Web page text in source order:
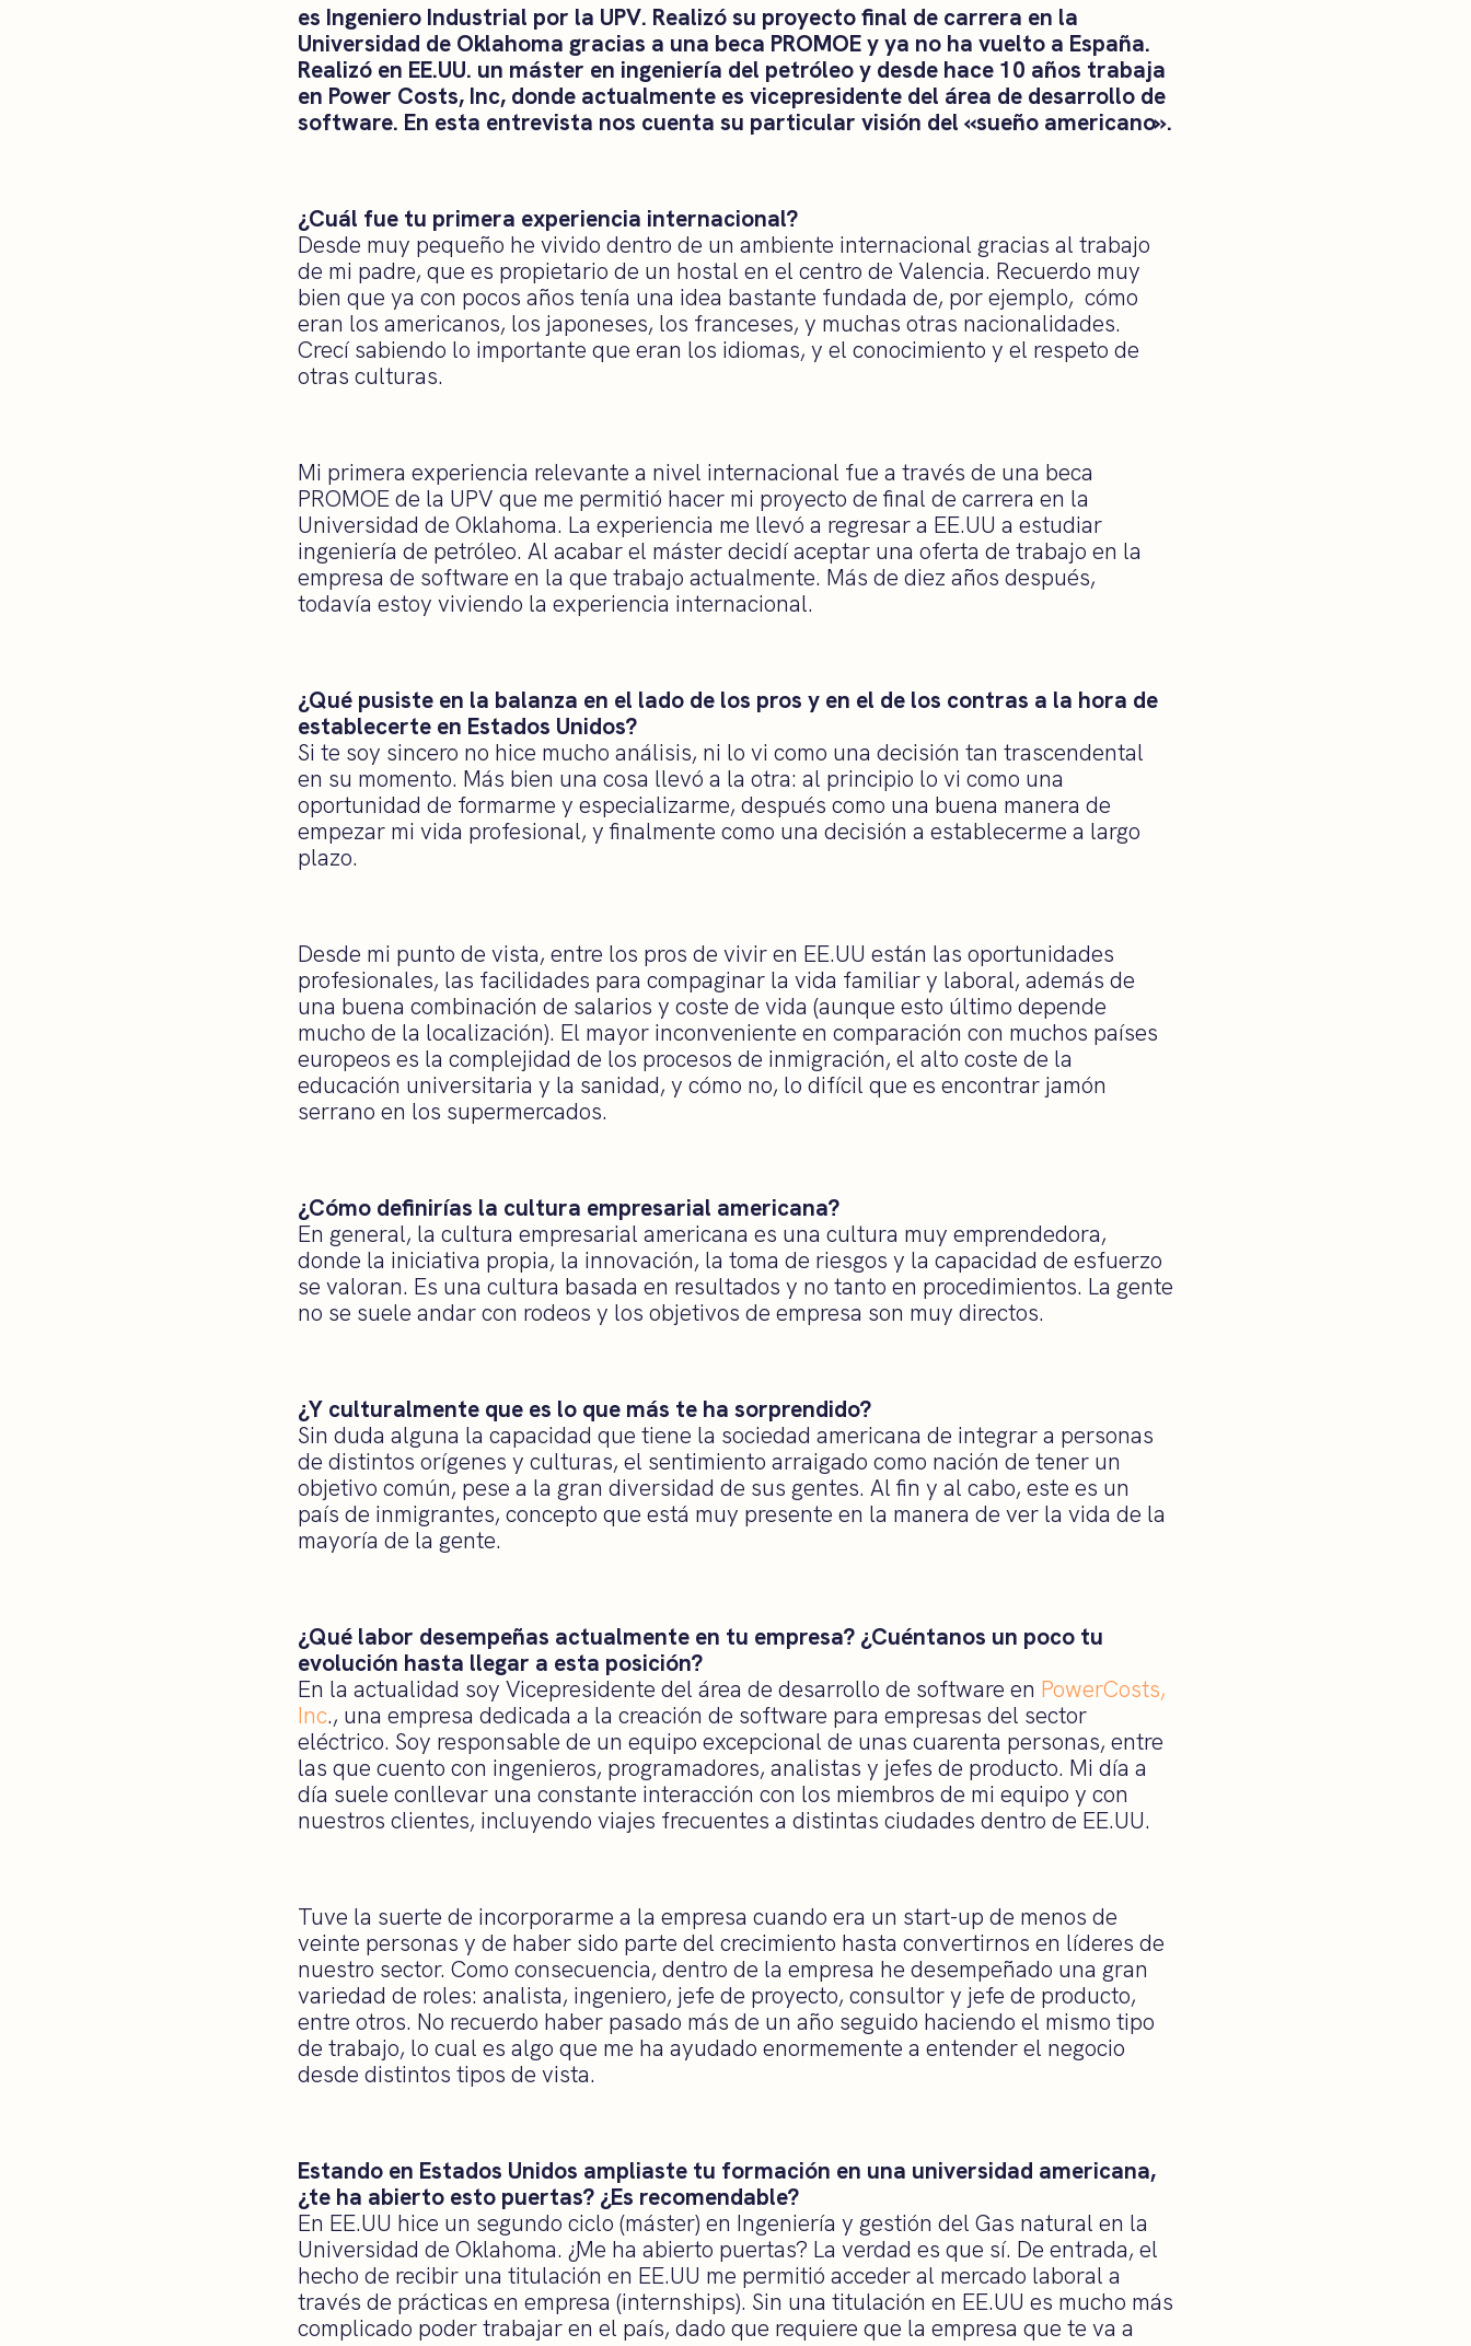
es Ingeniero Industrial por la UPV. Realizó su proyecto final de carrera en la
Universidad de Oklahoma gracias a una beca PROMOE y ya no ha vuelto a España.
Realizó en EE.UU. un máster en ingeniería del petróleo y desde hace 10 años trabaja
en Power Costs, Inc, donde actualmente es vicepresidente del área de desarrollo de
software. En esta entrevista nos cuenta su particular visión del «sueño americano».
¿Cuál fue tu primera experiencia internacional?
Desde muy pequeño he vivido dentro de un ambiente internacional gracias al trabajo
de mi padre, que es propietario de un hostal en el centro de Valencia. Recuerdo muy
bien que ya con pocos años tenía una idea bastante fundada de, por ejemplo, cómo
eran los americanos, los japoneses, los franceses, y muchas otras nacionalidades.
Crecí sabiendo lo importante que eran los idiomas, y el conocimiento y el respeto de
otras culturas.
Mi primera experiencia relevante a nivel internacional fue a través de una beca
PROMOE de la UPV que me permitió hacer mi proyecto de final de carrera en la
Universidad de Oklahoma. La experiencia me llevó a regresar a EE.UU a estudiar
ingeniería de petróleo. Al acabar el máster decidí aceptar una oferta de trabajo en la
empresa de software en la que trabajo actualmente. Más de diez años después,
todavía estoy viviendo la experiencia internacional.
¿Qué pusiste en la balanza en el lado de los pros y en el de los contras a la hora de
establecerte en Estados Unidos?
Si te soy sincero no hice mucho análisis, ni lo vi como una decisión tan trascendental
en su momento. Más bien una cosa llevó a la otra: al principio lo vi como una
oportunidad de formarme y especializarme, después como una buena manera de
empezar mi vida profesional, y finalmente como una decisión a establecerme a largo
plazo.
Desde mi punto de vista, entre los pros de vivir en EE.UU están las oportunidades
profesionales, las facilidades para compaginar la vida familiar y laboral, además de
una buena combinación de salarios y coste de vida (aunque esto último depende
mucho de la localización). El mayor inconveniente en comparación con muchos países
europeos es la complejidad de los procesos de inmigración, el alto coste de la
educación universitaria y la sanidad, y cómo no, lo difícil que es encontrar jamón
serrano en los supermercados.
¿Cómo definirías la cultura empresarial americana?
En general, la cultura empresarial americana es una cultura muy emprendedora,
donde la iniciativa propia, la innovación, la toma de riesgos y la capacidad de esfuerzo
se valoran. Es una cultura basada en resultados y no tanto en procedimientos. La gente
no se suele andar con rodeos y los objetivos de empresa son muy directos.
¿Y culturalmente que es lo que más te ha sorprendido?
Sin duda alguna la capacidad que tiene la sociedad americana de integrar a personas
de distintos orígenes y culturas, el sentimiento arraigado como nación de tener un
objetivo común, pese a la gran diversidad de sus gentes. Al fin y al cabo, este es un
país de inmigrantes, concepto que está muy presente en la manera de ver la vida de la
mayoría de la gente.
¿Qué labor desempeñas actualmente en tu empresa? ¿Cuéntanos un poco tu
evolución hasta llegar a esta posición?
En la actualidad soy Vicepresidente del área de desarrollo de software en PowerCosts,
Inc., una empresa dedicada a la creación de software para empresas del sector
eléctrico. Soy responsable de un equipo excepcional de unas cuarenta personas, entre
las que cuento con ingenieros, programadores, analistas y jefes de producto. Mi día a
día suele conllevar una constante interacción con los miembros de mi equipo y con
nuestros clientes, incluyendo viajes frecuentes a distintas ciudades dentro de EE.UU.
Tuve la suerte de incorporarme a la empresa cuando era un start-up de menos de
veinte personas y de haber sido parte del crecimiento hasta convertirnos en líderes de
nuestro sector. Como consecuencia, dentro de la empresa he desempeñado una gran
variedad de roles: analista, ingeniero, jefe de proyecto, consultor y jefe de producto,
entre otros. No recuerdo haber pasado más de un año seguido haciendo el mismo tipo
de trabajo, lo cual es algo que me ha ayudado enormemente a entender el negocio
desde distintos tipos de vista.
Estando en Estados Unidos ampliaste tu formación en una universidad americana,
¿te ha abierto esto puertas? ¿Es recomendable?
En EE.UU hice un segundo ciclo (máster) en Ingeniería y gestión del Gas natural en la
Universidad de Oklahoma. ¿Me ha abierto puertas? La verdad es que sí. De entrada, el
hecho de recibir una titulación en EE.UU me permitió acceder al mercado laboral a
través de prácticas en empresa (internships). Sin una titulación en EE.UU es mucho más
complicado poder trabajar en el país, dado que requiere que la empresa que te va a